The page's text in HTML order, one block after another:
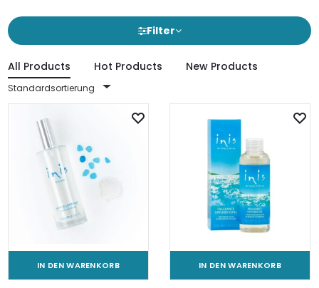
Filter
All Products Hot Products New Products
Standardsortierung
IN DEN WARENKORB IN DEN WARENKORB